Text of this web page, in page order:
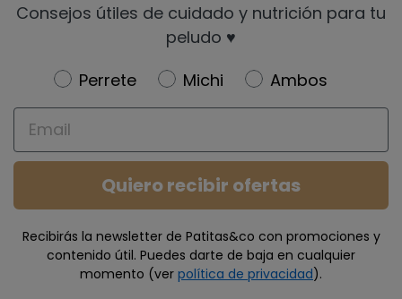
Consejos útiles de cuidado y nutrición para tu
peludo ♥️
Newsletter
Perrete Michi
Ambos
Email
Quiero recibir ofertas
Recibirás la newsletter de Patitas&co con promociones y
contenido útil. Puedes darte de baja en cualquier
momento (ver política de privacidad).